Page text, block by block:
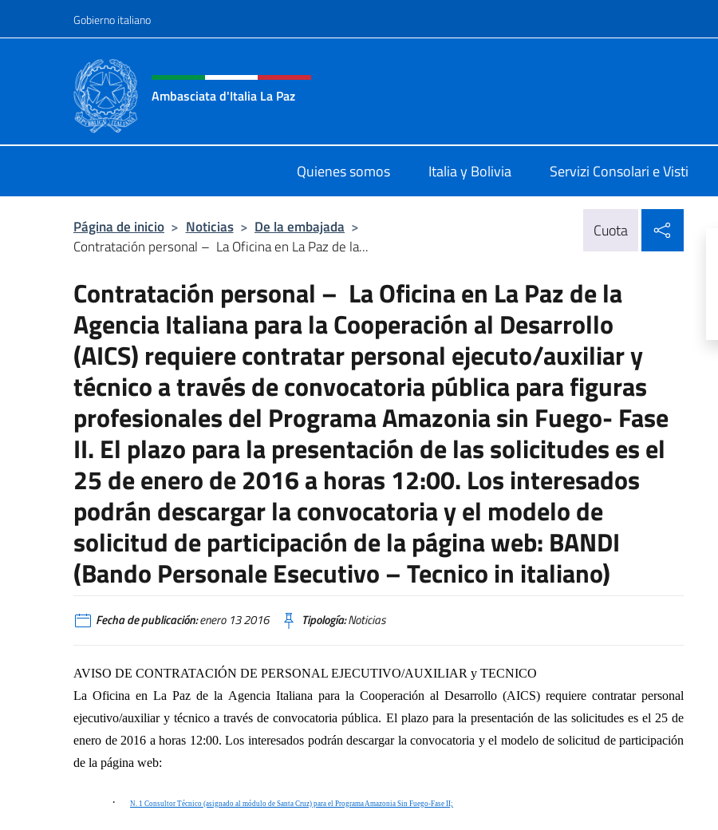
Gobierno italiano
Encabezado del sitio web, redes sociales y menú
Ambasciata d'Italia La Paz
Quienes somos Italia y Bolivia Servizi Consolari e Visti
Página de inicio > Noticias > De la embajada >
Contratación personal – La Oficina en La Paz de la...
Cuota
Contratación personal – La Oficina en La Paz de la
Agencia Italiana para la Cooperación al Desarrollo
(AICS) requiere contratar personal ejecuto/auxiliar y
técnico a través de convocatoria pública para figuras
profesionales del Programa Amazonia sin Fuego- Fase
II. El plazo para la presentación de las solicitudes es el
25 de enero de 2016 a horas 12:00. Los interesados
podrán descargar la convocatoria y el modelo de
solicitud de participación de la página web: BANDI
(Bando Personale Esecutivo – Tecnico in italiano)
Fecha de publicación:enero 13 2016 Tipología:Noticias
AVISO DE CONTRATACIÓN DE PERSONAL EJECUTIVO/AUXILIAR y TECNICO
La Oficina en La Paz de la Agencia Italiana para la Cooperación al Desarrollo (AICS) requiere contratar personal
ejecutivo/auxiliar y técnico a través de convocatoria pública. El plazo para la presentación de las solicitudes es el 25 de
enero de 2016 a horas 12:00. Los interesados podrán descargar la convocatoria y el modelo de solicitud de participación
de la página web:
· N. 1 Consultor Técnico (asignado al módulo de Santa Cruz) para el Programa Amazonia Sin Fuego-Fase II;